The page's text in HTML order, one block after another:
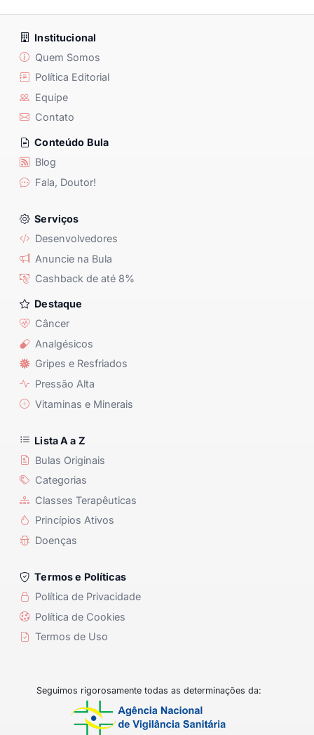
Institucional
Quem Somos
Política Editorial
Equipe
Contato
Conteúdo Bula
Blog
Fala, Doutor!
Serviços
Desenvolvedores
Anuncie na Bula
Cashback de até 8%
Destaque
Câncer
Analgésicos
Gripes e Resfriados
Pressão Alta
Vitaminas e Minerais
Lista A a Z
Bulas Originais
Categorias
Classes Terapêuticas
Princípios Ativos
Doenças
Termos e Políticas
Política de Privacidade
Política de Cookies
Termos de Uso
Seguimos rigorosamente todas as determinações da: